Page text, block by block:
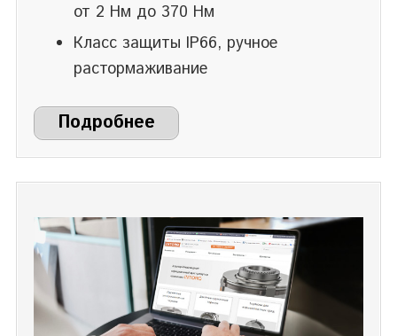
от 2 Нм до 370 Нм
Класс защиты IP66, ручное
растормаживание
Подробнее